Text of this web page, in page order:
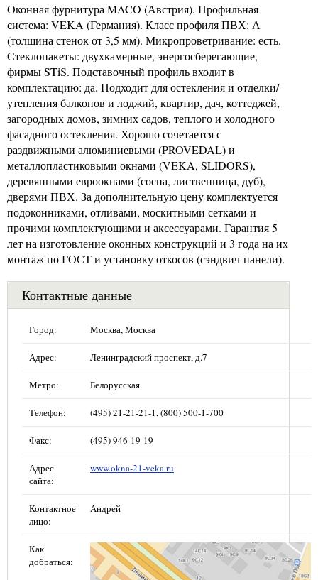
Оконная фурнитура MACO (Австрия). Профильная
система: VEKA (Германия). Класс профиля ПВХ: А
(толщина стенок от 3,5 мм). Микропроветривание: есть.
Стеклопакеты: двухкамерные, энергосберегающие,
фирмы STiS. Подставочный профиль входит в
комплектацию: да. Подходит для остекления и отделки/
утепления балконов и лоджий, квартир, дач, коттеджей,
загородных домов, зимних садов, теплого и холодного
фасадного остекления. Хорошо сочетается с
раздвижными алюминиевыми (PROVEDAL) и
металлопластиковыми окнами (VEKA, SLIDORS),
деревянными евроокнами (сосна, лиственница, дуб),
дверями ПВХ. За дополнительную цену комплектуется
подоконниками, отливами, москитными сетками и
прочими комплектующими и аксессуарами. Гарантия 5
лет на изготовление оконных конструкций и 3 года на их
монтаж по ГОСТ и установку откосов (сэндвич-панели).
Контактные данные
Город: Москва, Москва
Адрес: Ленинградский проспект, д.7
Метро: Белорусская
Телефон: (495) 21-21-21-1, (800) 500-1-700
Факс: (495) 946-19-19
Адрес
сайта:
www.okna-21-veka.ru
Контактное
лицо:
Андрей
Как
добраться: